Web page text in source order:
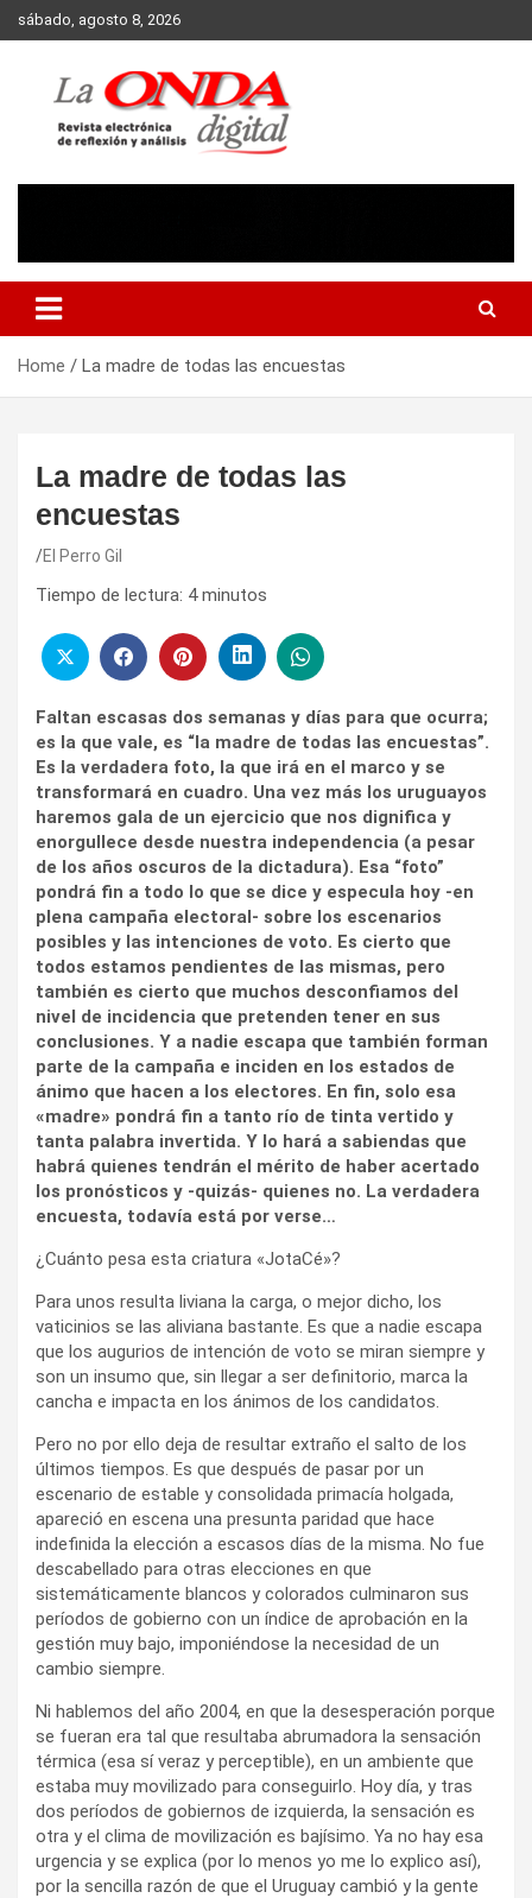
Skip
to
sábado, agosto 8, 2026
Home La madre de todas las encuestas
La madre de todas las
encuestas
El Perro Gil
Tiempo de lectura: 4 minutos
Faltan escasas dos semanas y días para que ocurra;
es la que vale, es “la madre de todas las encuestas”.
Es la verdadera foto, la que irá en el marco y se
transformará en cuadro. Una vez más los uruguayos
haremos gala de un ejercicio que nos dignifica y
enorgullece desde nuestra independencia (a pesar
de los años oscuros de la dictadura). Esa “foto”
pondrá fin a todo lo que se dice y especula hoy -en
plena campaña electoral- sobre los escenarios
posibles y las intenciones de voto. Es cierto que
todos estamos pendientes de las mismas, pero
también es cierto que muchos desconfiamos del
nivel de incidencia que pretenden tener en sus
conclusiones. Y a nadie escapa que también forman
parte de la campaña e inciden en los estados de
ánimo que hacen a los electores. En fin, solo esa
«madre» pondrá fin a tanto río de tinta vertido y
tanta palabra invertida. Y lo hará a sabiendas que
habrá quienes tendrán el mérito de haber acertado
los pronósticos y -quizás- quienes no. La verdadera
encuesta, todavía está por verse…
¿Cuánto pesa esta criatura «JotaCé»?
Para unos resulta liviana la carga, o mejor dicho, los
vaticinios se las aliviana bastante. Es que a nadie escapa
que los augurios de intención de voto se miran siempre y
son un insumo que, sin llegar a ser definitorio, marca la
cancha e impacta en los ánimos de los candidatos.
Pero no por ello deja de resultar extraño el salto de los
últimos tiempos. Es que después de pasar por un
escenario de estable y consolidada primacía holgada,
apareció en escena una presunta paridad que hace
indefinida la elección a escasos días de la misma. No fue
descabellado para otras elecciones en que
sistemáticamente blancos y colorados culminaron sus
períodos de gobierno con un índice de aprobación en la
gestión muy bajo, imponiéndose la necesidad de un
cambio siempre.
Ni hablemos del año 2004, en que la desesperación porque
se fueran era tal que resultaba abrumadora la sensación
térmica (esa sí veraz y perceptible), en un ambiente que
estaba muy movilizado para conseguirlo. Hoy día, y tras
dos períodos de gobiernos de izquierda, la sensación es
otra y el clima de movilización es bajísimo. Ya no hay esa
urgencia y se explica (por lo menos yo me lo explico así),
por la sencilla razón de que el Uruguay cambió y la gente